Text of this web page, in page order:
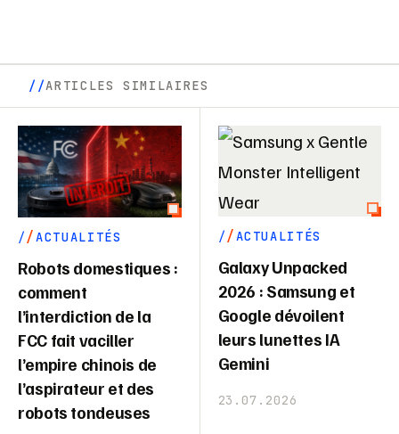
ARTICLES SIMILAIRES
ACTUALITÉS
Robots domestiques :
comment
l’interdiction de la
FCC fait vaciller
l’empire chinois de
l’aspirateur et des
robots tondeuses
ACTUALITÉS
Galaxy Unpacked
2026 : Samsung et
Google dévoilent
leurs lunettes IA
Gemini
23.07.2026